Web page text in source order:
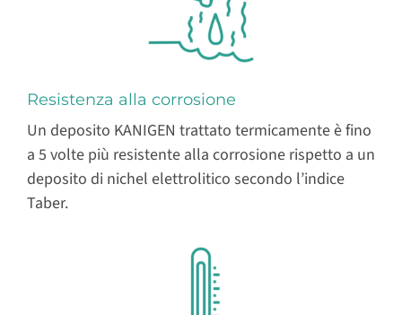
Resistenza alla corrosione
Un deposito KANIGEN trattato termicamente è fino
a 5 volte più resistente alla corrosione rispetto a un
deposito di nichel elettrolitico secondo l’indice
Taber.